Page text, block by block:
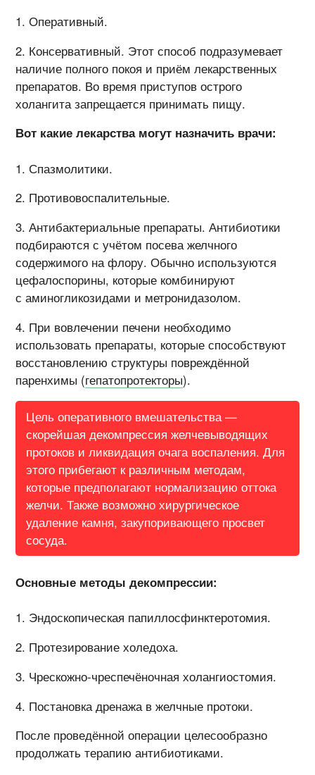
Оперативный.
Консервативный. Этот способ подразумевает
наличие полного покоя и приём лекарственных
препаратов. Во время приступов острого
холангита запрещается принимать пищу.
Вот какие лекарства могут назначить врачи:
Спазмолитики.
Противовоспалительные.
Антибактериальные препараты. Антибиотики
подбираются с учётом посева желчного
содержимого на флору. Обычно используются
цефалоспорины, которые комбинируют
с аминогликозидами и метронидазолом.
При вовлечении печени необходимо
использовать препараты, которые способствуют
восстановлению структуры повреждённой
паренхимы (гепатопротекторы).
Цель оперативного вмешательства —
скорейшая декомпрессия желчевыводящих
протоков и ликвидация очага воспаления. Для
этого прибегают к различным методам,
которые предполагают нормализацию оттока
желчи. Также возможно хирургическое
удаление камня, закупоривающего просвет
сосуда.
Основные методы декомпрессии:
Эндоскопическая папиллосфинктеротомия.
Протезирование холедоха.
Чрескожно-чреспечёночная холангиостомия.
Постановка дренажа в желчные протоки.
После проведённой операции целесообразно
продолжать терапию антибиотиками.